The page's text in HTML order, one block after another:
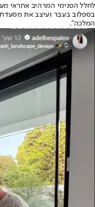
לחלל הפנימי המרהיב אחראי
בספלוב בעבר ועיצב את
המלכה".